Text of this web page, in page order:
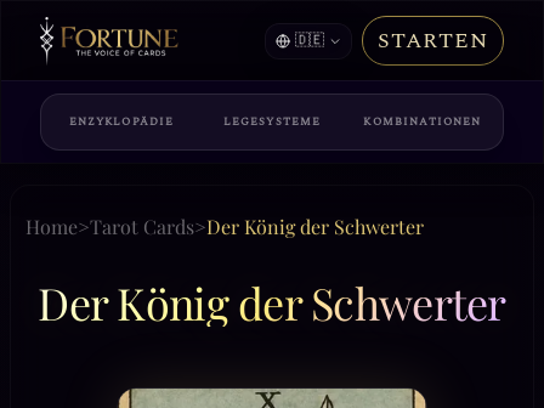
🇩🇪 STARTEN
ENZYKLOPÄDIE LEGESYSTEME KOMBINATIONEN
Home>Tarot Cards>Der König der Schwerter
Der König der Schwerter